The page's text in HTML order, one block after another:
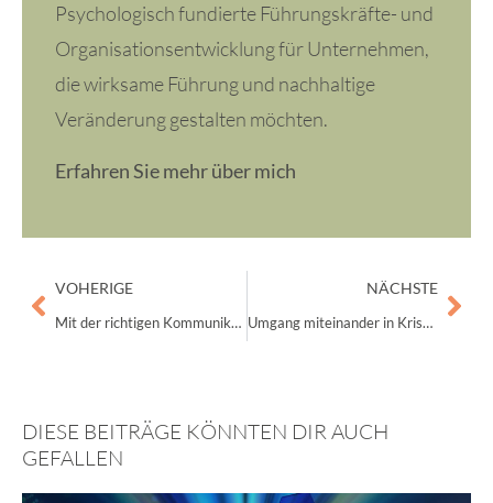
Psychologisch fundierte Führungskräfte- und
Organisationsentwicklung für Unternehmen,
die wirksame Führung und nachhaltige
Veränderung gestalten möchten.
Erfahren Sie mehr über mich
Zurück
VOHERIGE
Mit der richtigen Kommunikation zum erfolgreichen Unternehmensaufbau
NÄCHSTE
Umgang miteinander in Krisenzeiten: Ein Leitfaden für Führungskräfte
DIESE BEITRÄGE KÖNNTEN DIR AUCH
GEFALLEN